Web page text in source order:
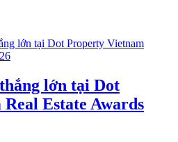
lớn tại Dot
Estate Awards